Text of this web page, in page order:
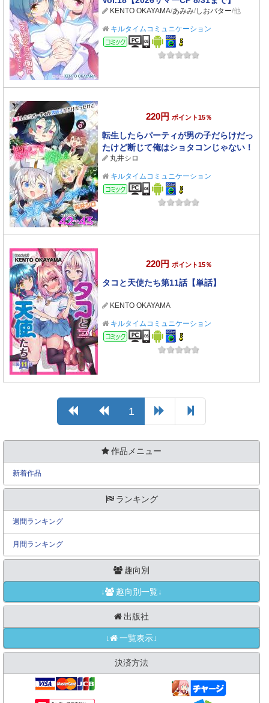
KENTO OKAYAMA/あみみ/しおバター/他
キルタイムコミュニケーション
コミック
220円 ポイント15％
転生したらパーティが男の子だらけだっ
たけど断じて俺はショタコンじゃない！
第42話～第43話【単話】
丸井シロ
キルタイムコミュニケーション
コミック
220円 ポイント15％
タコと天使たち第11話【単話】
KENTO OKAYAMA
キルタイムコミュニケーション
コミック
1
作品メニュー
新着作品
ランキング
週間ランキング
月間ランキング
趣向別
↓ 趣向別一覧↓
出版社
↓ 一覧表示↓
決済方法